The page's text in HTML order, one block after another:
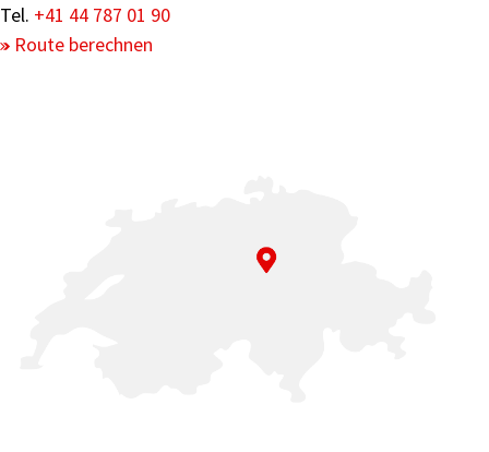
Tel. +41 44 787 01 90
Route berechnen